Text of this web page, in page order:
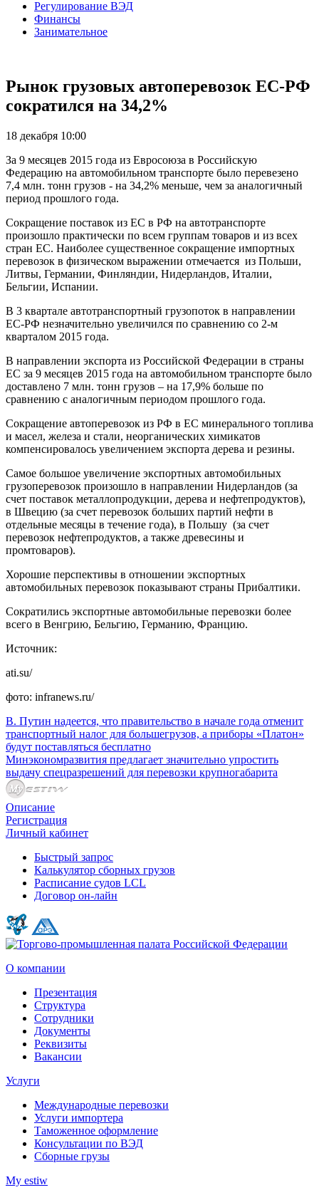
Регулирование ВЭД
Финансы
Занимательное
Рынок грузовых автоперевозок ЕС-РФ
сократился на 34,2%
18 декабря 10:00
За 9 месяцев 2015 года из Евросоюза в Российскую
Федерацию на автомобильном транспорте было перевезено
7,4 млн. тонн грузов - на 34,2% меньше, чем за аналогичный
период прошлого года.
Сокращение поставок из ЕС в РФ на автотранспорте
произошло практически по всем группам товаров и из всех
стран ЕС. Наиболее существенное сокращение импортных
перевозок в физическом выражении отмечается из Польши,
Литвы, Германии, Финляндии, Нидерландов, Италии,
Бельгии, Испании.
В 3 квартале автотранспортный грузопоток в направлении
ЕС-РФ незначительно увеличился по сравнению со 2-м
кварталом 2015 года.
В направлении экспорта из Российской Федерации в страны
ЕС за 9 месяцев 2015 года на автомобильном транспорте было
доставлено 7 млн. тонн грузов – на 17,9% больше по
сравнению с аналогичным периодом прошлого года.
Сокращение автоперевозок из РФ в ЕС минерального топлива
и масел, железа и стали, неорганических химикатов
компенсировалось увеличением экспорта дерева и резины.
Самое большое увеличение экспортных автомобильных
грузоперевозок произошло в направлении Нидерландов (за
счет поставок металлопродукции, дерева и нефтепродуктов),
в Швецию (за счет перевозок больших партий нефти в
отдельные месяцы в течение года), в Польшу (за счет
перевозок нефтепродуктов, а также древесины и
промтоваров).
Хорошие перспективы в отношении экспортных
автомобильных перевозок показывают страны Прибалтики.
Сократились экспортные автомобильные перевозки более
всего в Венгрию, Бельгию, Германию, Францию.
Источник:
ati.su/
фото: infranews.ru/
В. Путин надеется, что правительство в начале года отменит
транспортный налог для большегрузов, а приборы «Платон»
будут поставляться бесплатно
Минэкономразвития предлагает значительно упростить
выдачу спецразрешений для перевозки крупногабарита
Описание
Регистрация
Личный кабинет
Быстрый запрос
Калькулятор сборных грузов
Расписание судов LCL
Договор он-лайн
О компании
Презентация
Структура
Сотрудники
Документы
Реквизиты
Вакансии
Услуги
Международные перевозки
Услуги импортера
Таможенное оформление
Консультации по ВЭД
Сборные грузы
My estiw